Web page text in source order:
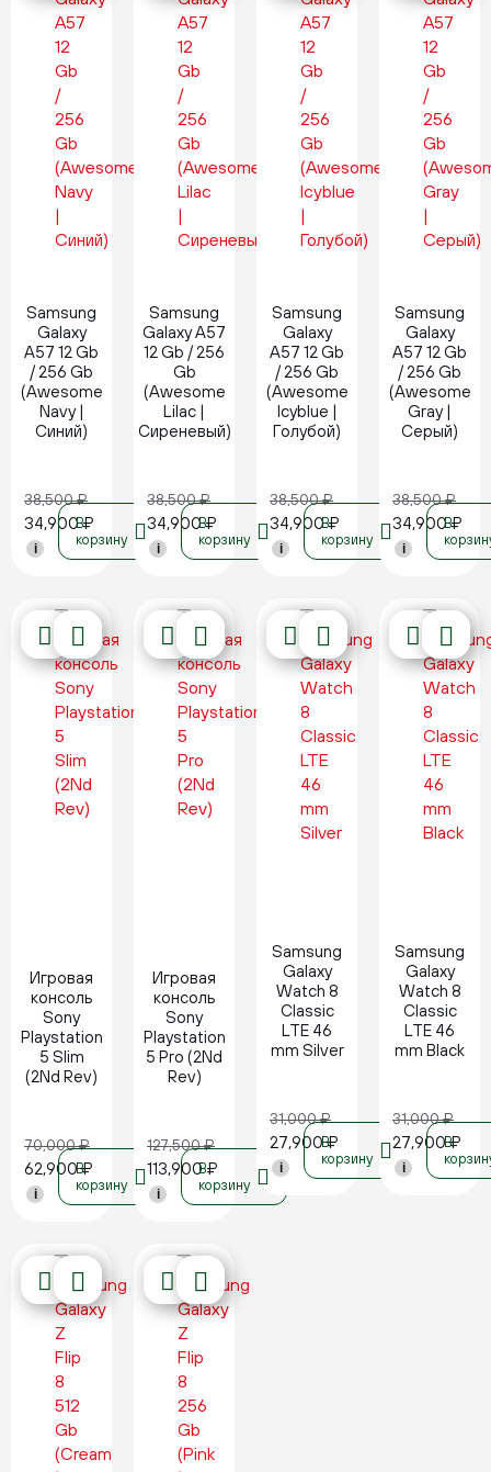
Samsung
Galaxy
A57 12 Gb
/ 256 Gb
(Awesome
Navy |
Синий)
38,500₽
34,900₽
i
В
корзину
Samsung
Galaxy A57
12 Gb / 256
Gb
(Awesome
Lilac |
Сиреневый)
38,500₽
34,900₽
i
В
корзину
Samsung
Galaxy
A57 12 Gb
/ 256 Gb
(Awesome
Icyblue |
Голубой)
38,500₽
34,900₽
i
В
корзину
Samsung
Galaxy
A57 12 Gb
/ 256 Gb
(Awesome
Gray |
Серый)
38,500₽
34,900₽
i
В
Игровая
консоль
Sony
Playstation
5 Slim
(2Nd Rev)
70,000₽
62,900₽
i
В
корзину
Игровая
консоль
Sony
Playstation
5 Pro (2Nd
Rev)
127,500₽
113,900₽
i
В
корзину
Samsung
Galaxy
Watch 8
Classic
LTE 46
mm Silver
31,000₽
27,900₽
i
В
корзину
Samsung
Galaxy
Watch 8
Classic
LTE 46
mm Black
31,000₽
27,900₽
i
В